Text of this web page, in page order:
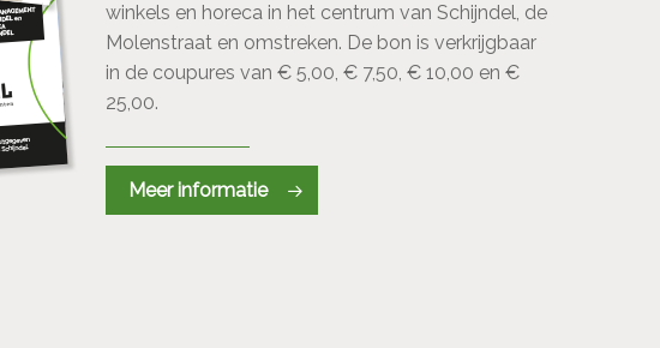
winkels en horeca in het centrum van Schijndel, de
Molenstraat en omstreken. De bon is verkrijgbaar
in de coupures van € 5,00, € 7,50, € 10,00 en €
25,00.
Meer informatie